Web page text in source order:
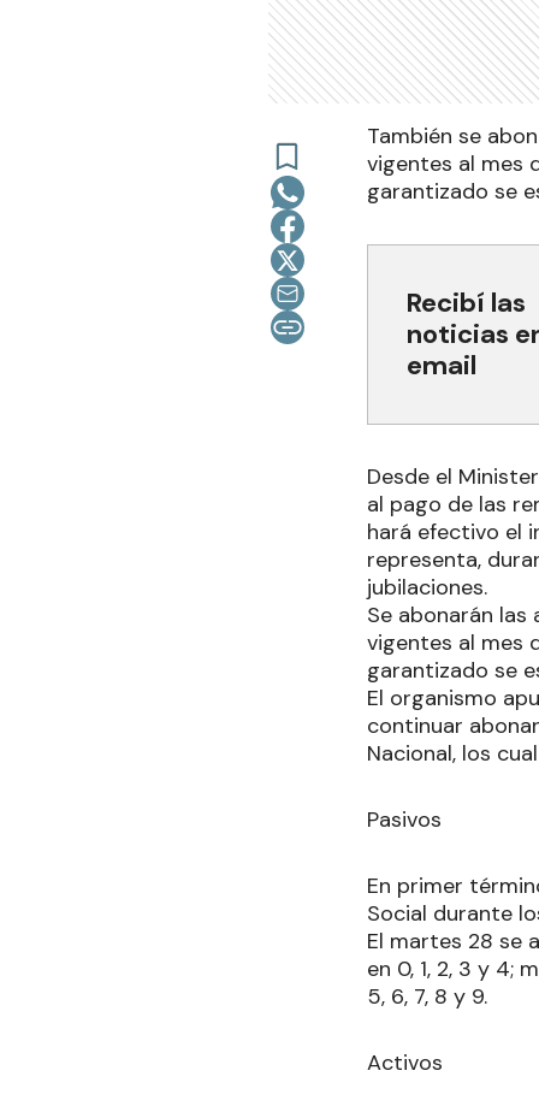
También se
vigentes al mes
garantizado se
Recibí las
noticias
email
Desde el
al pago de las
hará efectivo el
representa,
jubilaciones.
Se abonarán
vigentes al mes
garantizado se
El organismo
continuar
Nacional, los
Pasivos
En primer
Social durante
El martes 28 se
en 0, 1, 2, 3 y 4;
5, 6, 7, 8 y 9.
Activos